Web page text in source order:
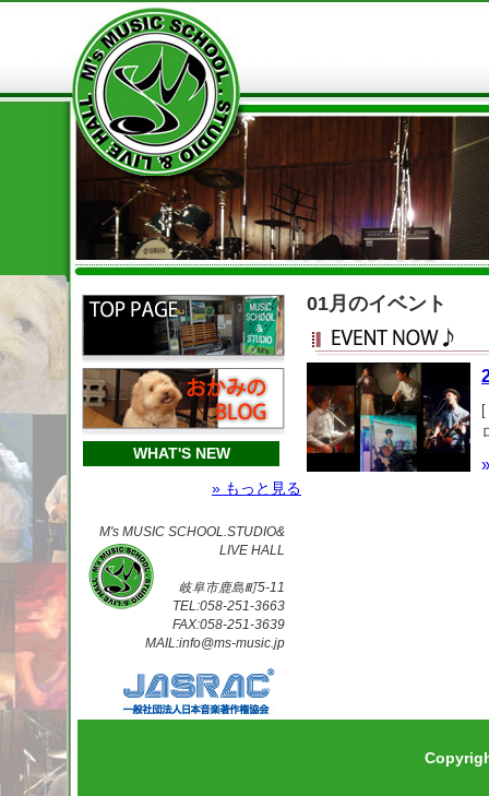
WHAT'S NEW
» もっと見る
M's MUSIC SCHOOL.STUDIO&
LIVE HALL
岐阜市鹿島町5-11
TEL:058-251-3663
FAX:058-251-3639
MAIL:info@ms-music.jp
01月のイベント